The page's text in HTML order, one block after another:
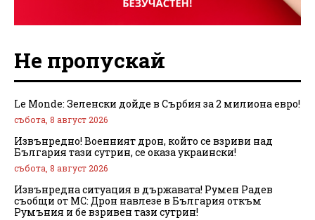
Не пропускай
Le Monde: Зеленски дойде в Сърбия за 2 милиона евро!
събота, 8 август 2026
Извънредно! Военният дрон, който се взриви над
България тази сутрин, се оказа украински!
събота, 8 август 2026
Извънредна ситуация в държавата! Румен Радев
съобщи от МС: Дрон навлезе в България откъм
Румъния и бе взривен тази сутрин!